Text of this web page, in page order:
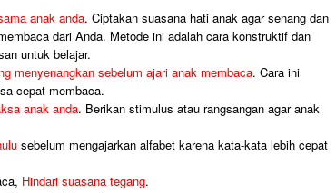
anak anda. Ciptakan suasana hati anak agar senang dan
dari Anda. Metode ini adalah cara konstruktif dan
untuk belajar.
menyenangkan sebelum ajari anak membaca. Cara ini
cepat membaca.
anak anda. Berikan stimulus atau rangsangan agar anak
sebelum mengajarkan alfabet karena kata-kata lebih cepat
Hindari suasana tegang.